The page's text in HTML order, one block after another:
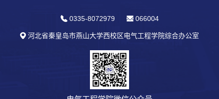
0335-8072979 066004
河北省秦皇岛市燕山大学西校区电气工程学院综合办公室